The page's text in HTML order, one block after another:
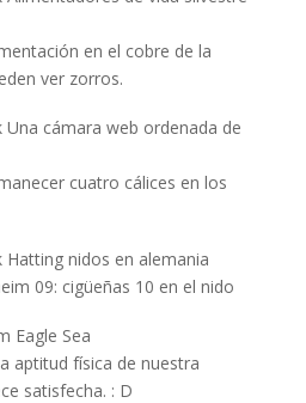
en el cobre de la
ver zorros.
Una cámara web ordenada de
cuatro cálices en los
Hatting nidos en alemania
09: cigüeñas 10 en el nido
Eagle Sea
aptitud física de nuestra
satisfecha. : D